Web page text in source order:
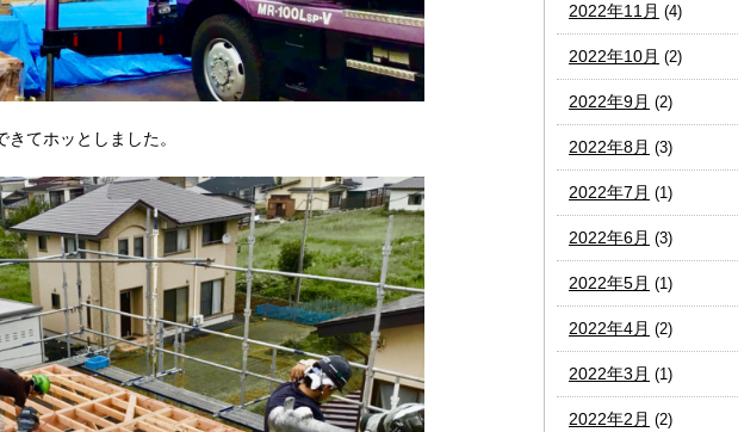
てホッとしました。
2022年11月 (4)
2022年10月 (2)
2022年9月 (2)
2022年8月 (3)
2022年7月 (1)
2022年6月 (3)
2022年5月 (1)
2022年4月 (2)
2022年3月 (1)
2022年2月 (2)